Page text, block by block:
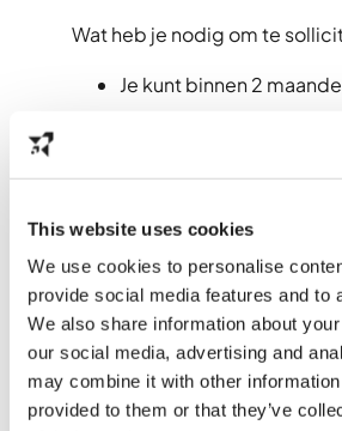
This website uses cookies
We use cookies to personalise
provide social media features and to
We also share information about
our social media, advertising and
may combine it with other information
provided to them or that they’ve
Wat heb je nodig om te
Je kunt binnen 2
week.
Je hebt de nodige drive,
affiniteit met
het vergt om bij een
werken.
Je hebt een rijbewijs,